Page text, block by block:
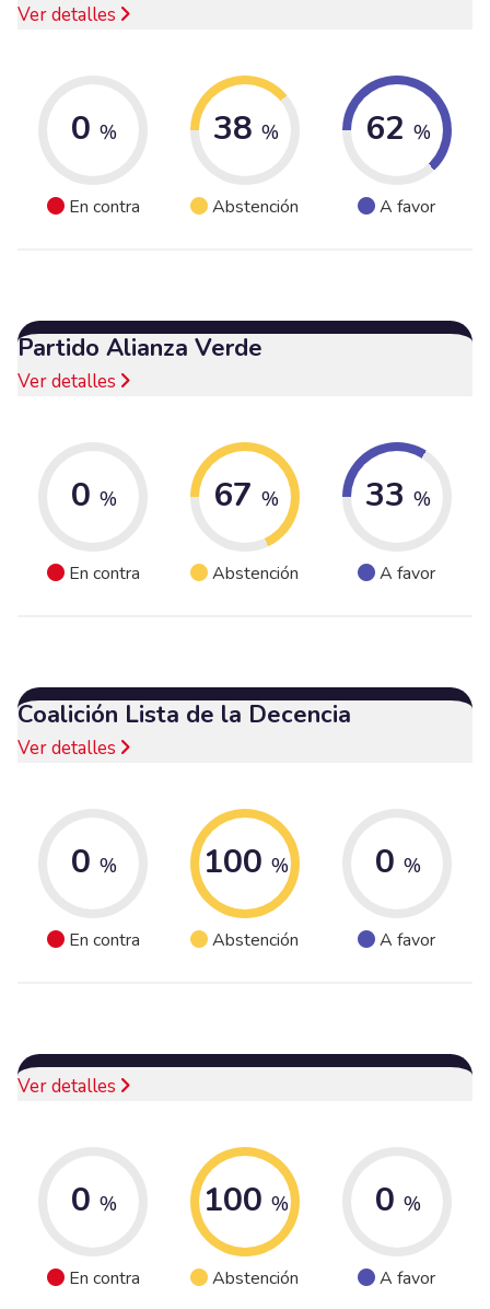
Ver detalles
0 %
En contra
38 %
Abstención
62 %
A favor
Partido Alianza Verde
Ver detalles
0 %
En contra
67 %
Abstención
33 %
A favor
Coalición Lista de la Decencia
Ver detalles
0 %
En contra
100 %
Abstención
0 %
A favor
Ver detalles
0 %
En contra
100 %
Abstención
0 %
A favor